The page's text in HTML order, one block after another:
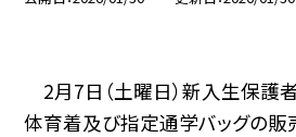
2月7日（土曜日）新入生保護
体育着及び指定通学バッグの販